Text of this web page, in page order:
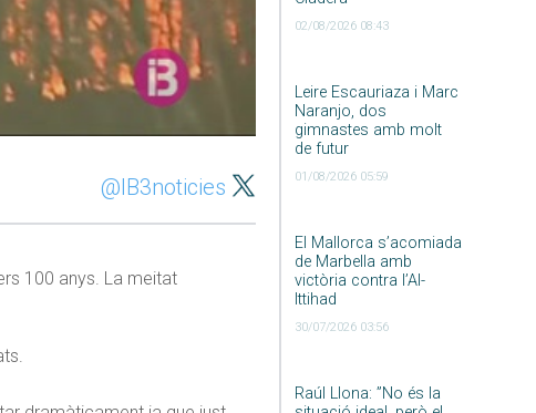
02/08/2026 08:43
Leire Escauriaza i Marc
Naranjo, dos
gimnastes amb molt
de futur
01/08/2026 05:59
El Mallorca s’acomiada
de Marbella amb
victòria contra l’Al-
Ittihad
30/07/2026 03:56
Raúl Llona: ”No és la
@IB3noticies
100 anys. La meitat